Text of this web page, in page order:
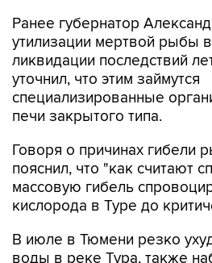
Ранее губернатор
утилизации мертвой рыбы
ликвидации последствий
уточнил, что этим займутся
специализированные
печи закрытого типа.
Говоря о причинах гибели
пояснил, что "как считают
массовую гибель
кислорода в Туре до
В июле в Тюмени резко
воды в реке Тура, также